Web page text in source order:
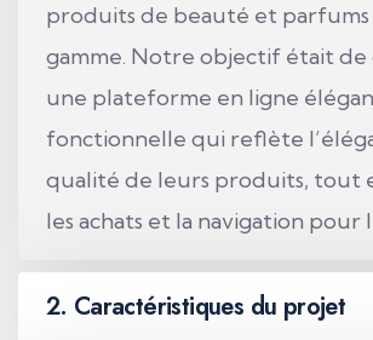
produits de beauté et
gamme. Notre objectif était
une plateforme en ligne
fonctionnelle qui reflète
qualité de leurs produits, tout
les achats et la navigation pour
2. Caractéristiques du projet